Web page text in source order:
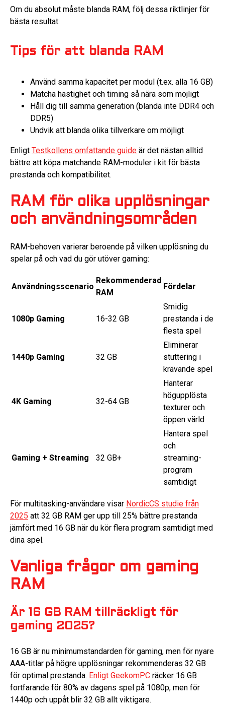
Om du absolut måste blanda RAM, följ dessa riktlinjer för
bästa resultat:
Tips för att blanda RAM
Använd samma kapacitet per modul (t.ex. alla 16 GB)
Matcha hastighet och timing så nära som möjligt
Håll dig till samma generation (blanda inte DDR4 och
DDR5)
Undvik att blanda olika tillverkare om möjligt
Enligt Testkollens omfattande guide är det nästan alltid
bättre att köpa matchande RAM-moduler i kit för bästa
prestanda och kompatibilitet.
RAM för olika upplösningar
och användningsområden
RAM-behoven varierar beroende på vilken upplösning du
spelar på och vad du gör utöver gaming:
Användningsscenario
Rekommenderad
RAM
Fördelar
1080p Gaming 16-32 GB
Smidig
prestanda i de
flesta spel
1440p Gaming 32 GB
Eliminerar
stuttering i
krävande spel
4K Gaming 32-64 GB
Hanterar
högupplösta
texturer och
öppen värld
Gaming + Streaming 32 GB+
Hantera spel
och
streaming-
program
samtidigt
För multitasking-användare visar NordicCS studie från
2025 att 32 GB RAM ger upp till 25% bättre prestanda
jämfört med 16 GB när du kör flera program samtidigt med
dina spel.
Vanliga frågor om gaming
RAM
Är 16 GB RAM tillräckligt för
gaming 2025?
16 GB är nu minimumstandarden för gaming, men för nyare
AAA-titlar på högre upplösningar rekommenderas 32 GB
för optimal prestanda. Enligt GeekomPC räcker 16 GB
fortfarande för 80% av dagens spel på 1080p, men för
1440p och uppåt blir 32 GB allt viktigare.